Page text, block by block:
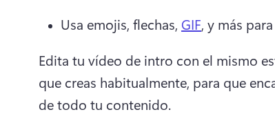
Usa emojis, flechas, GIF, y más
Edita tu vídeo de intro con el mismo
que creas habitualmente, para que
de todo tu contenido.